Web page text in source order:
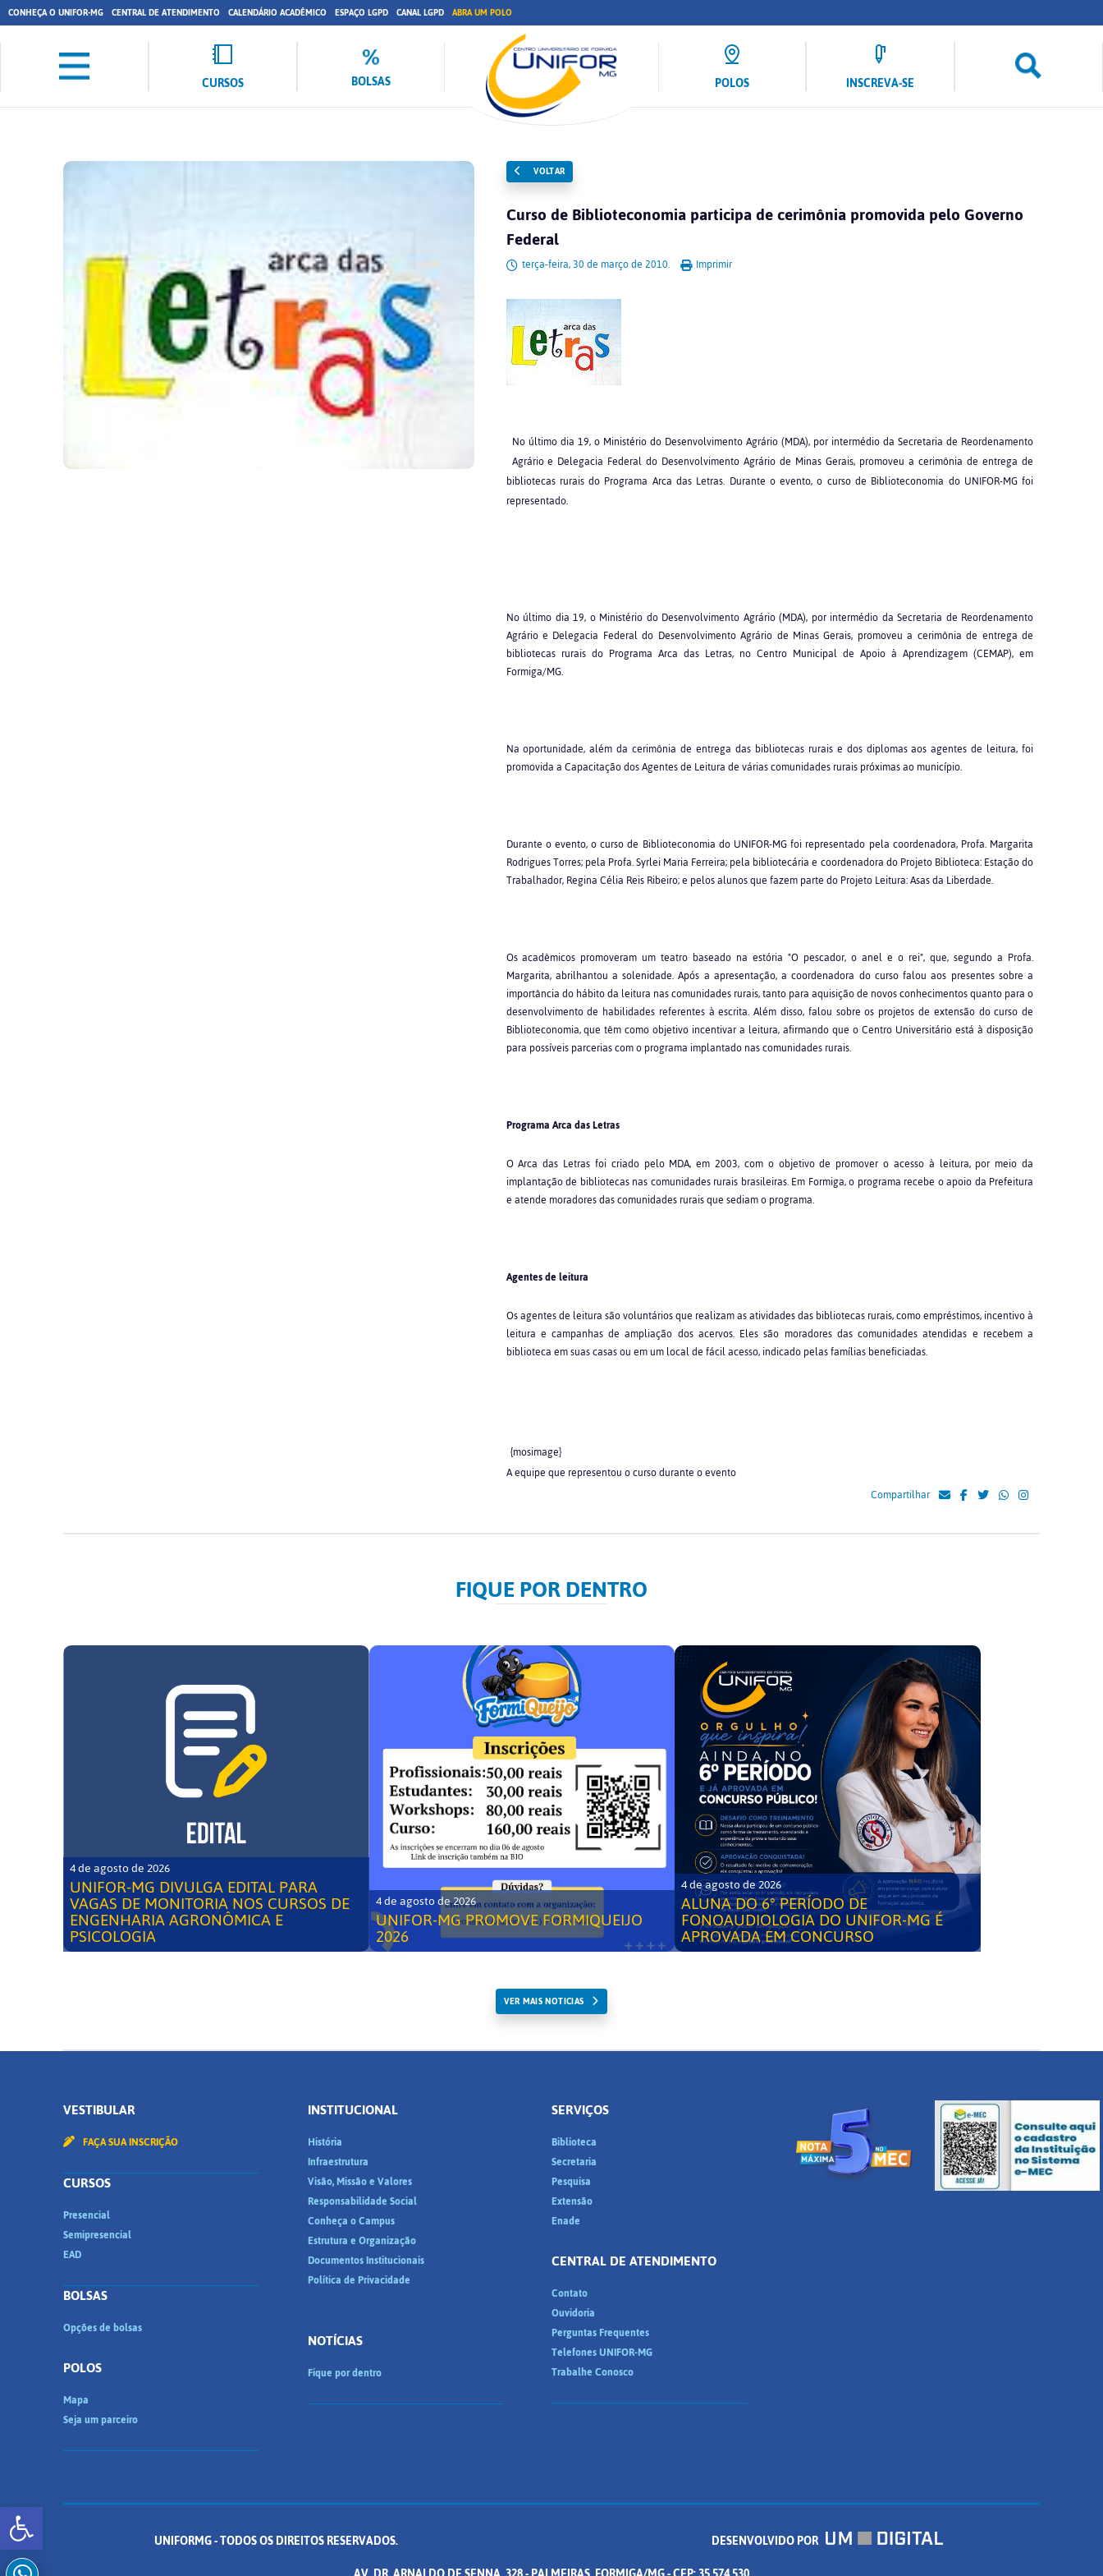
Abrir a barra de ferramentas
CONHEÇA O UNIFOR-MG CENTRAL DE ATENDIMENTO CALENDÁRIO ACADÊMICO ESPAÇO LGPD CANAL LGPD ABRA UM POLO
CURSOS BOLSAS POLOS INSCREVA-SE
VOLTAR
Curso de Biblioteconomia participa de cerimônia promovida pelo Governo
Federal
terça-feira, 30 de março de 2010. Imprimir
No último dia 19, o Ministério do Desenvolvimento Agrário (MDA), por intermédio da Secretaria de Reordenamento
Agrário e Delegacia Federal do Desenvolvimento Agrário de Minas Gerais, promoveu a cerimônia de entrega de
bibliotecas rurais do Programa Arca das Letras. Durante o evento, o curso de Biblioteconomia do UNIFOR-MG foi
representado.
No último dia 19, o Ministério do Desenvolvimento Agrário (MDA), por intermédio da Secretaria de Reordenamento
Agrário e Delegacia Federal do Desenvolvimento Agrário de Minas Gerais, promoveu a cerimônia de entrega de
bibliotecas rurais do Programa Arca das Letras, no Centro Municipal de Apoio à Aprendizagem (CEMAP), em
Formiga/MG.
Na oportunidade, além da cerimônia de entrega das bibliotecas rurais e dos diplomas aos agentes de leitura, foi
promovida a Capacitação dos Agentes de Leitura de várias comunidades rurais próximas ao município.
Durante o evento, o curso de Biblioteconomia do UNIFOR-MG foi representado pela coordenadora, Profa. Margarita
Rodrigues Torres; pela Profa. Syrlei Maria Ferreira; pela bibliotecária e coordenadora do Projeto Biblioteca: Estação do
Trabalhador, Regina Célia Reis Ribeiro; e pelos alunos que fazem parte do Projeto Leitura: Asas da Liberdade.
Os acadêmicos promoveram um teatro baseado na estória "O pescador, o anel e o rei", que, segundo a Profa.
Margarita, abrilhantou a solenidade. Após a apresentação, a coordenadora do curso falou aos presentes sobre a
importância do hábito da leitura nas comunidades rurais, tanto para aquisição de novos conhecimentos quanto para o
desenvolvimento de habilidades referentes à escrita. Além disso, falou sobre os projetos de extensão do curso de
Biblioteconomia, que têm como objetivo incentivar a leitura, afirmando que o Centro Universitário está à disposição
para possíveis parcerias com o programa implantado nas comunidades rurais.
Programa Arca das Letras
O Arca das Letras foi criado pelo MDA, em 2003, com o objetivo de promover o acesso à leitura, por meio da
implantação de bibliotecas nas comunidades rurais brasileiras. Em Formiga, o programa recebe o apoio da Prefeitura
e atende moradores das comunidades rurais que sediam o programa.
Agentes de leitura
Os agentes de leitura são voluntários que realizam as atividades das bibliotecas rurais, como empréstimos, incentivo à
leitura e campanhas de ampliação dos acervos. Eles são moradores das comunidades atendidas e recebem a
biblioteca em suas casas ou em um local de fácil acesso, indicado pelas famílias beneficiadas.
{mosimage}
A equipe que representou o curso durante o evento
Compartilhar
FIQUE POR DENTRO
4 de agosto de 2026
UNIFOR-MG DIVULGA EDITAL PARA
VAGAS DE MONITORIA NOS CURSOS DE
ENGENHARIA AGRONÔMICA E
PSICOLOGIA
4 de agosto de 2026
UNIFOR-MG PROMOVE FORMIQUEIJO
2026
4 de agosto de 2026
ALUNA DO 6° PERÍODO DE
FONOAUDIOLOGIA DO UNIFOR-MG É
APROVADA EM CONCURSO
VER MAIS NOTICIAS
VESTIBULAR
FAÇA SUA INSCRIÇÃO
CURSOS
Presencial
Semipresencial
EAD
BOLSAS
Opções de bolsas
POLOS
Mapa
Seja um parceiro
INSTITUCIONAL
História
Infraestrutura
Visão, Missão e Valores
Responsabilidade Social
Conheça o Campus
Estrutura e Organização
Documentos Institucionais
Política de Privacidade
NOTÍCIAS
Fique por dentro
SERVIÇOS
Biblioteca
Secretaria
Pesquisa
Extensão
Enade
CENTRAL DE ATENDIMENTO
Contato
Ouvidoria
Perguntas Frequentes
Telefones UNIFOR-MG
Trabalhe Conosco
UNIFORMG - TODOS OS DIREITOS RESERVADOS.
DESENVOLVIDO POR